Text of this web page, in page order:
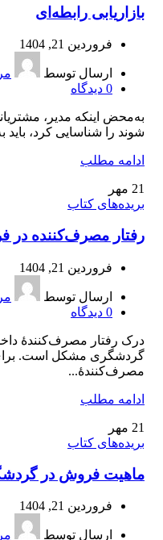
بازاریابی رابطه‌ای
فروردین 21, 1404
ارسال توسط
0 دیدگاه
به‌محض اینکه مدیر،
شوند را شناسایی کرد، باید
ادامه مطلب
21 مهر
بریده‌های کتاب
رفتار مصرف‌کننده در
فروردین 21, 1404
ارسال توسط
0 دیدگاه
درک رفتار مصرف‌کنندۀ
گردشگری مشکل است. برای
مصرف‌کنندۀ...
ادامه مطلب
21 مهر
بریده‌های کتاب
ماهیت فروش در
فروردین 21, 1404
ارسال توسط